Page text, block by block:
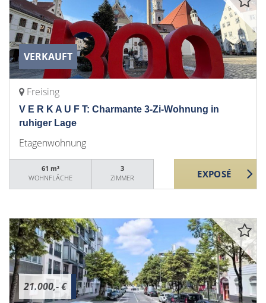
VERKAUFT
Freising
V E R K A U F T: Charmante 3-Zi-Wohnung in
ruhiger Lage
Etagenwohnung
61 m²
WOHNFLÄCHE
3
ZIMMER
21.000,- €